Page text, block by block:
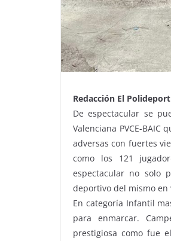
Redacción El
De espectacular se
Valenciana PVCE-
adversas con fuertes
como los 121
espectacular no solo
deportivo del mismo en
En categoría Infantil
para enmarcar.
prestigiosa como fue